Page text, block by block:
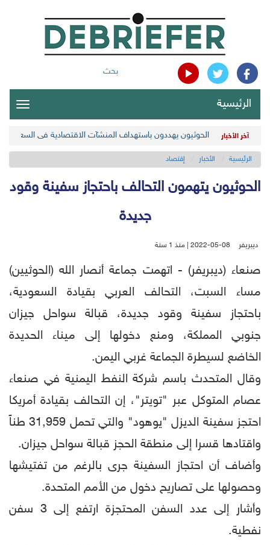
بحث
الرئيسية
آخر الأخبار الحوثيون يهددون باستهداف المنشآت الاقتصادية في السعودية
الرئيسية الأخبار إقتصاد
الحوثيون يتهمون التحالف باحتجاز سفينة وقود
جديدة
ديبريفر 2022-05-08 | منذ 1 سنة
صنعاء (ديبريفر) - اتهمت جماعة أنصار الله (الحوثيين)
مساء السبت، التحالف العربي بقيادة السعودية،
باحتجاز سفينة وقود جديدة، قبالة سواحل جيزان
جنوبي المملكة، ومنع دخولها إلى ميناء الحديدة
الخاضع لسيطرة الجماعة غربي اليمن.
وقال المتحدث باسم شركة النفط اليمنية في صنعاء
عصام المتوكل عبر "تويتر"، إن التحالف بقيادة أمريكا
احتجز سفينة الديزل "يوهود" والتي تحمل 31,959 طناً
واقتادها قسرا إلى منطقة الحجز قبالة سواحل جيزان.
وأضاف أن احتجاز السفينة جرى بالرغم من تفتيشها
وحصولها على تصاريح دخول من الأمم المتحدة.
وأشار إلى عدد السفن المحتجزة ارتفع إلى 3 سفن
نفطية.